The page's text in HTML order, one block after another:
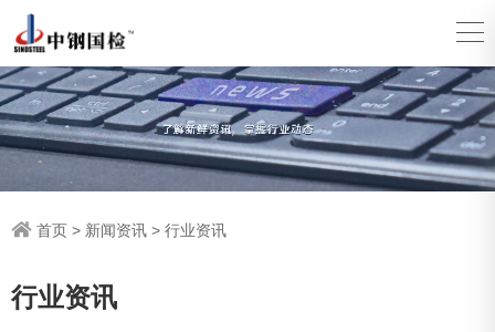
首页 > 新闻资讯 > 行业资讯
行业资讯